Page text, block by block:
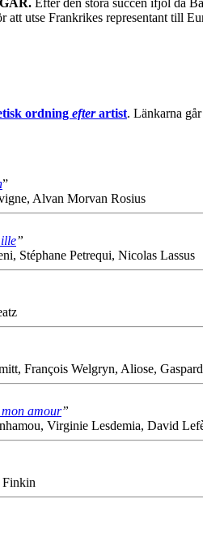
att utse Frankrikes representant till
ordning efterartist. Länkarna
”
Alvan Morvan Rosius
”
Stéphane Petrequi, Nicolas Lassus
François Welgryn, Aliose,
amour”
Virginie Lesdemia, David
Finkin